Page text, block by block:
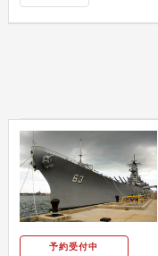
予約受付中